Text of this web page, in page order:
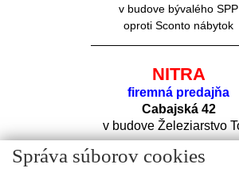
v budove bývalého SPP
oproti Sconto nábytok
NITRA
firemná predajňa
Cabajská 42
v budove Železiarstvo
Správa súborov cookies